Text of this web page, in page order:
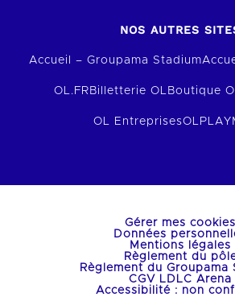
NOS AUTRES
Accueil – Groupama Stadium
OL.FR Billetterie OL Boutique
OL EntreprisesOLPLAY
Gérer mes cookies
Données
Mentions légales
Règlement du
Règlement du Groupama
CGV LDLC Arena
Accessibilité : non